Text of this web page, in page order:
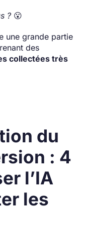
? 😮
une grande partie
des
collectées très
du
: 4
l’IA
les